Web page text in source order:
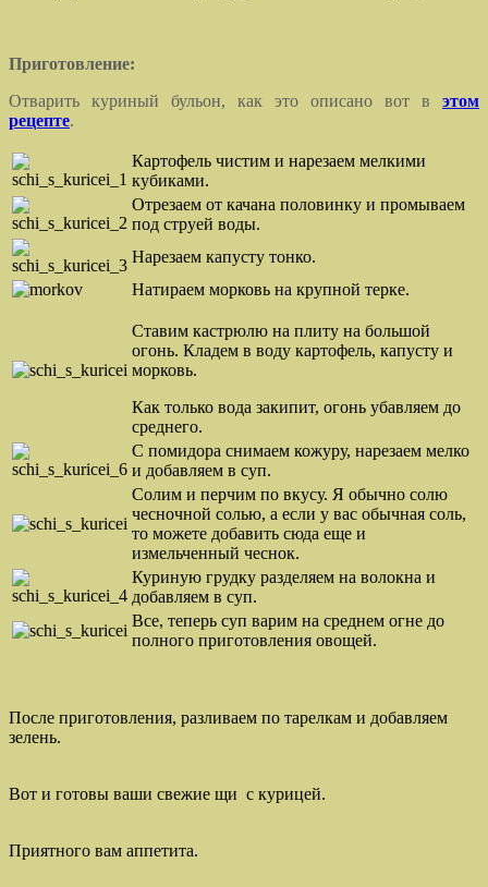
Приготовление:
Отварить куриный бульон, как это описано вот в этом
рецепте.
Картофель чистим и нарезаем мелкими
кубиками.
Отрезаем от качана половинку и промываем
под струей воды.
Нарезаем капусту тонко.
Натираем морковь на крупной терке.
Ставим кастрюлю на плиту на большой
огонь. Кладем в воду картофель, капусту и
морковь.
Как только вода закипит, огонь убавляем до
среднего.
С помидора снимаем кожуру, нарезаем мелко
и добавляем в суп.
Солим и перчим по вкусу. Я обычно солю
чесночной солью, а если у вас обычная соль,
то можете добавить сюда еще и
измельченный чеснок.
Куриную грудку разделяем на волокна и
добавляем в суп.
Все, теперь суп варим на среднем огне до
полного приготовления овощей.
После приготовления, разливаем по тарелкам и добавляем
зелень.
Вот и готовы ваши свежие щи с курицей.
Приятного вам аппетита.